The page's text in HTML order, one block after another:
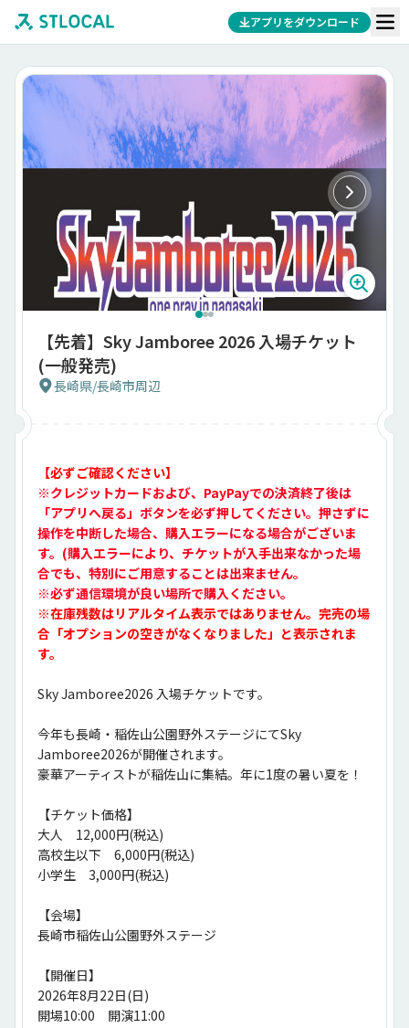
アプリをダウンロード
【先着】Sky Jamboree 2026 入場チケット
(一般発売)
長崎県/長崎市周辺
【必ずご確認ください】
※クレジットカードおよび、PayPayでの決済終了後は
「アプリへ戻る」ボタンを必ず押してください。押さずに
操作を中断した場合、購入エラーになる場合がございま
す。(購入エラーにより、チケットが入手出来なかった場
合でも、特別にご用意することは出来ません。
※必ず通信環境が良い場所で購入ください。
※在庫残数はリアルタイム表示ではありません。完売の場
合「オプションの空きがなくなりました」と表示されま
す。
Sky Jamboree2026 入場チケットです。
今年も長崎・稲佐山公園野外ステージにてSky
Jamboree2026が開催されます。
豪華アーティストが稲佐山に集結。年に1度の暑い夏を！
【チケット価格】
大人　12,000円(税込)
高校生以下　6,000円(税込)
小学生　3,000円(税込)
【会場】
長崎市稲佐山公園野外ステージ
【開催日】
2026年8月22日(日)
開場10:00　開演11:00